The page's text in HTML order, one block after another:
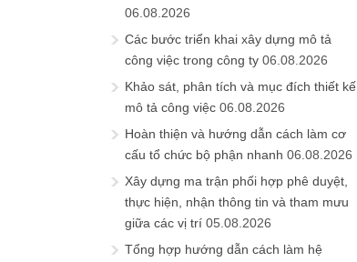
06.08.2026
Các bước triển khai xây dựng mô tả
công việc trong công ty 06.08.2026
Khảo sát, phân tích và mục đích thiết kế
mô tả công việc 06.08.2026
Hoàn thiện và hướng dẫn cách làm cơ
cấu tổ chức bộ phận nhanh 06.08.2026
Xây dựng ma trận phối hợp phê duyệt,
thực hiện, nhận thông tin và tham mưu
giữa các vị trí 05.08.2026
Tổng hợp hướng dẫn cách làm hệ